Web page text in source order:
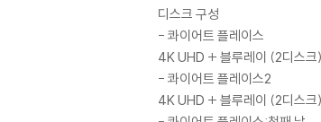
3) 일부 PC 연결형 ODD의 경
량의 경우 교환 시에도 동일한
※ 디스크 외관 불량
디스크에 미세한 잔 흠집이 남
디스크 구성
- 콰이어트 플레이스
4K UHD + 블루레이 (2디스크)
- 콰이어트 플레이스2
4K UHD + 블루레이 (2디스크)